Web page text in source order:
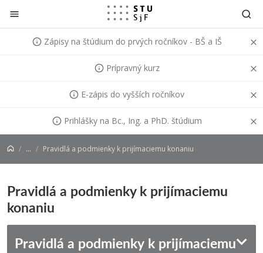
Prejsť na obsah
Zápisy na štúdium do prvých ročníkov - BŠ a IŠ
Prípravný kurz
E-zápis do vyšších ročníkov
Prihlášky na Bc., Ing. a PhD. štúdium
... Pravidlá a podmienky k prijímaciemu konaniu
Pravidlá a podmienky k prijímaciemu
konaniu
Pravidlá a podmienky k prijímaciemu